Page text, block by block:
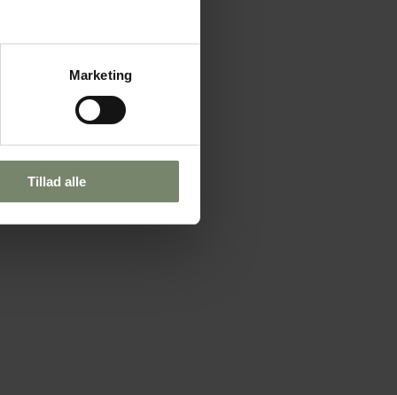
Marketing
Tillad alle